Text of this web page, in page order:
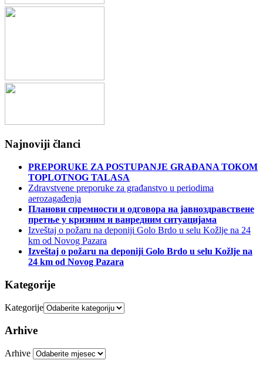
Najnoviji članci
PREPORUКE ZA POSTUPANJE GRAĐANA TOКOM
TOPLOTNOG TALASA
Zdravstvene preporuke za građanstvo u periodima
aerozagađenja
Планови спремности и одговора на јавноздравствене
претње у кризним и ванредним ситуацијама
Izveštaj o požaru na deponiji Golo Brdo u selu Kožlje na 24
km od Novog Pazara
Izveštaj o požaru na deponiji Golo Brdo u selu Kožlje na
24 km od Novog Pazara
Kategorije
Kategorije
Arhive
Arhive